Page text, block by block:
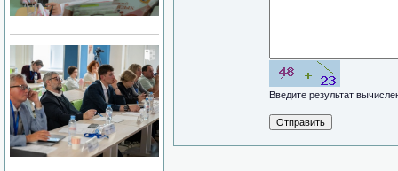
Введите результат